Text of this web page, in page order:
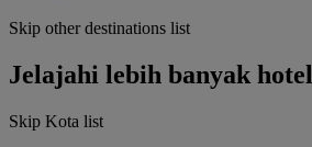
Skip other destinations list
Jelajahi lebih banyak hotel
Skip Kota list